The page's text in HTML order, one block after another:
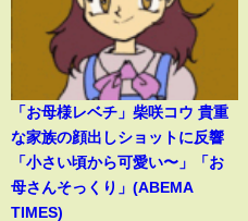
「お母様レベチ」柴咲コウ 貴重
な家族の顔出しショットに反響
「小さい頃から可愛い〜」「お
母さんそっくり」(ABEMA
TIMES)